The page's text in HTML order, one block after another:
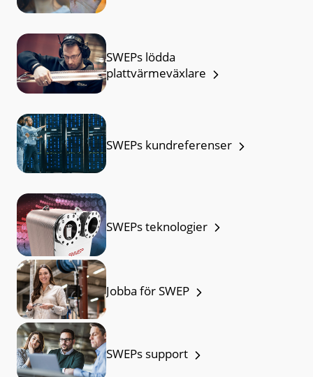
SWEPs lödda
plattvärmeväxlare
SWEPs kundreferenser
SWEPs teknologier
Jobba för SWEP
SWEPs support